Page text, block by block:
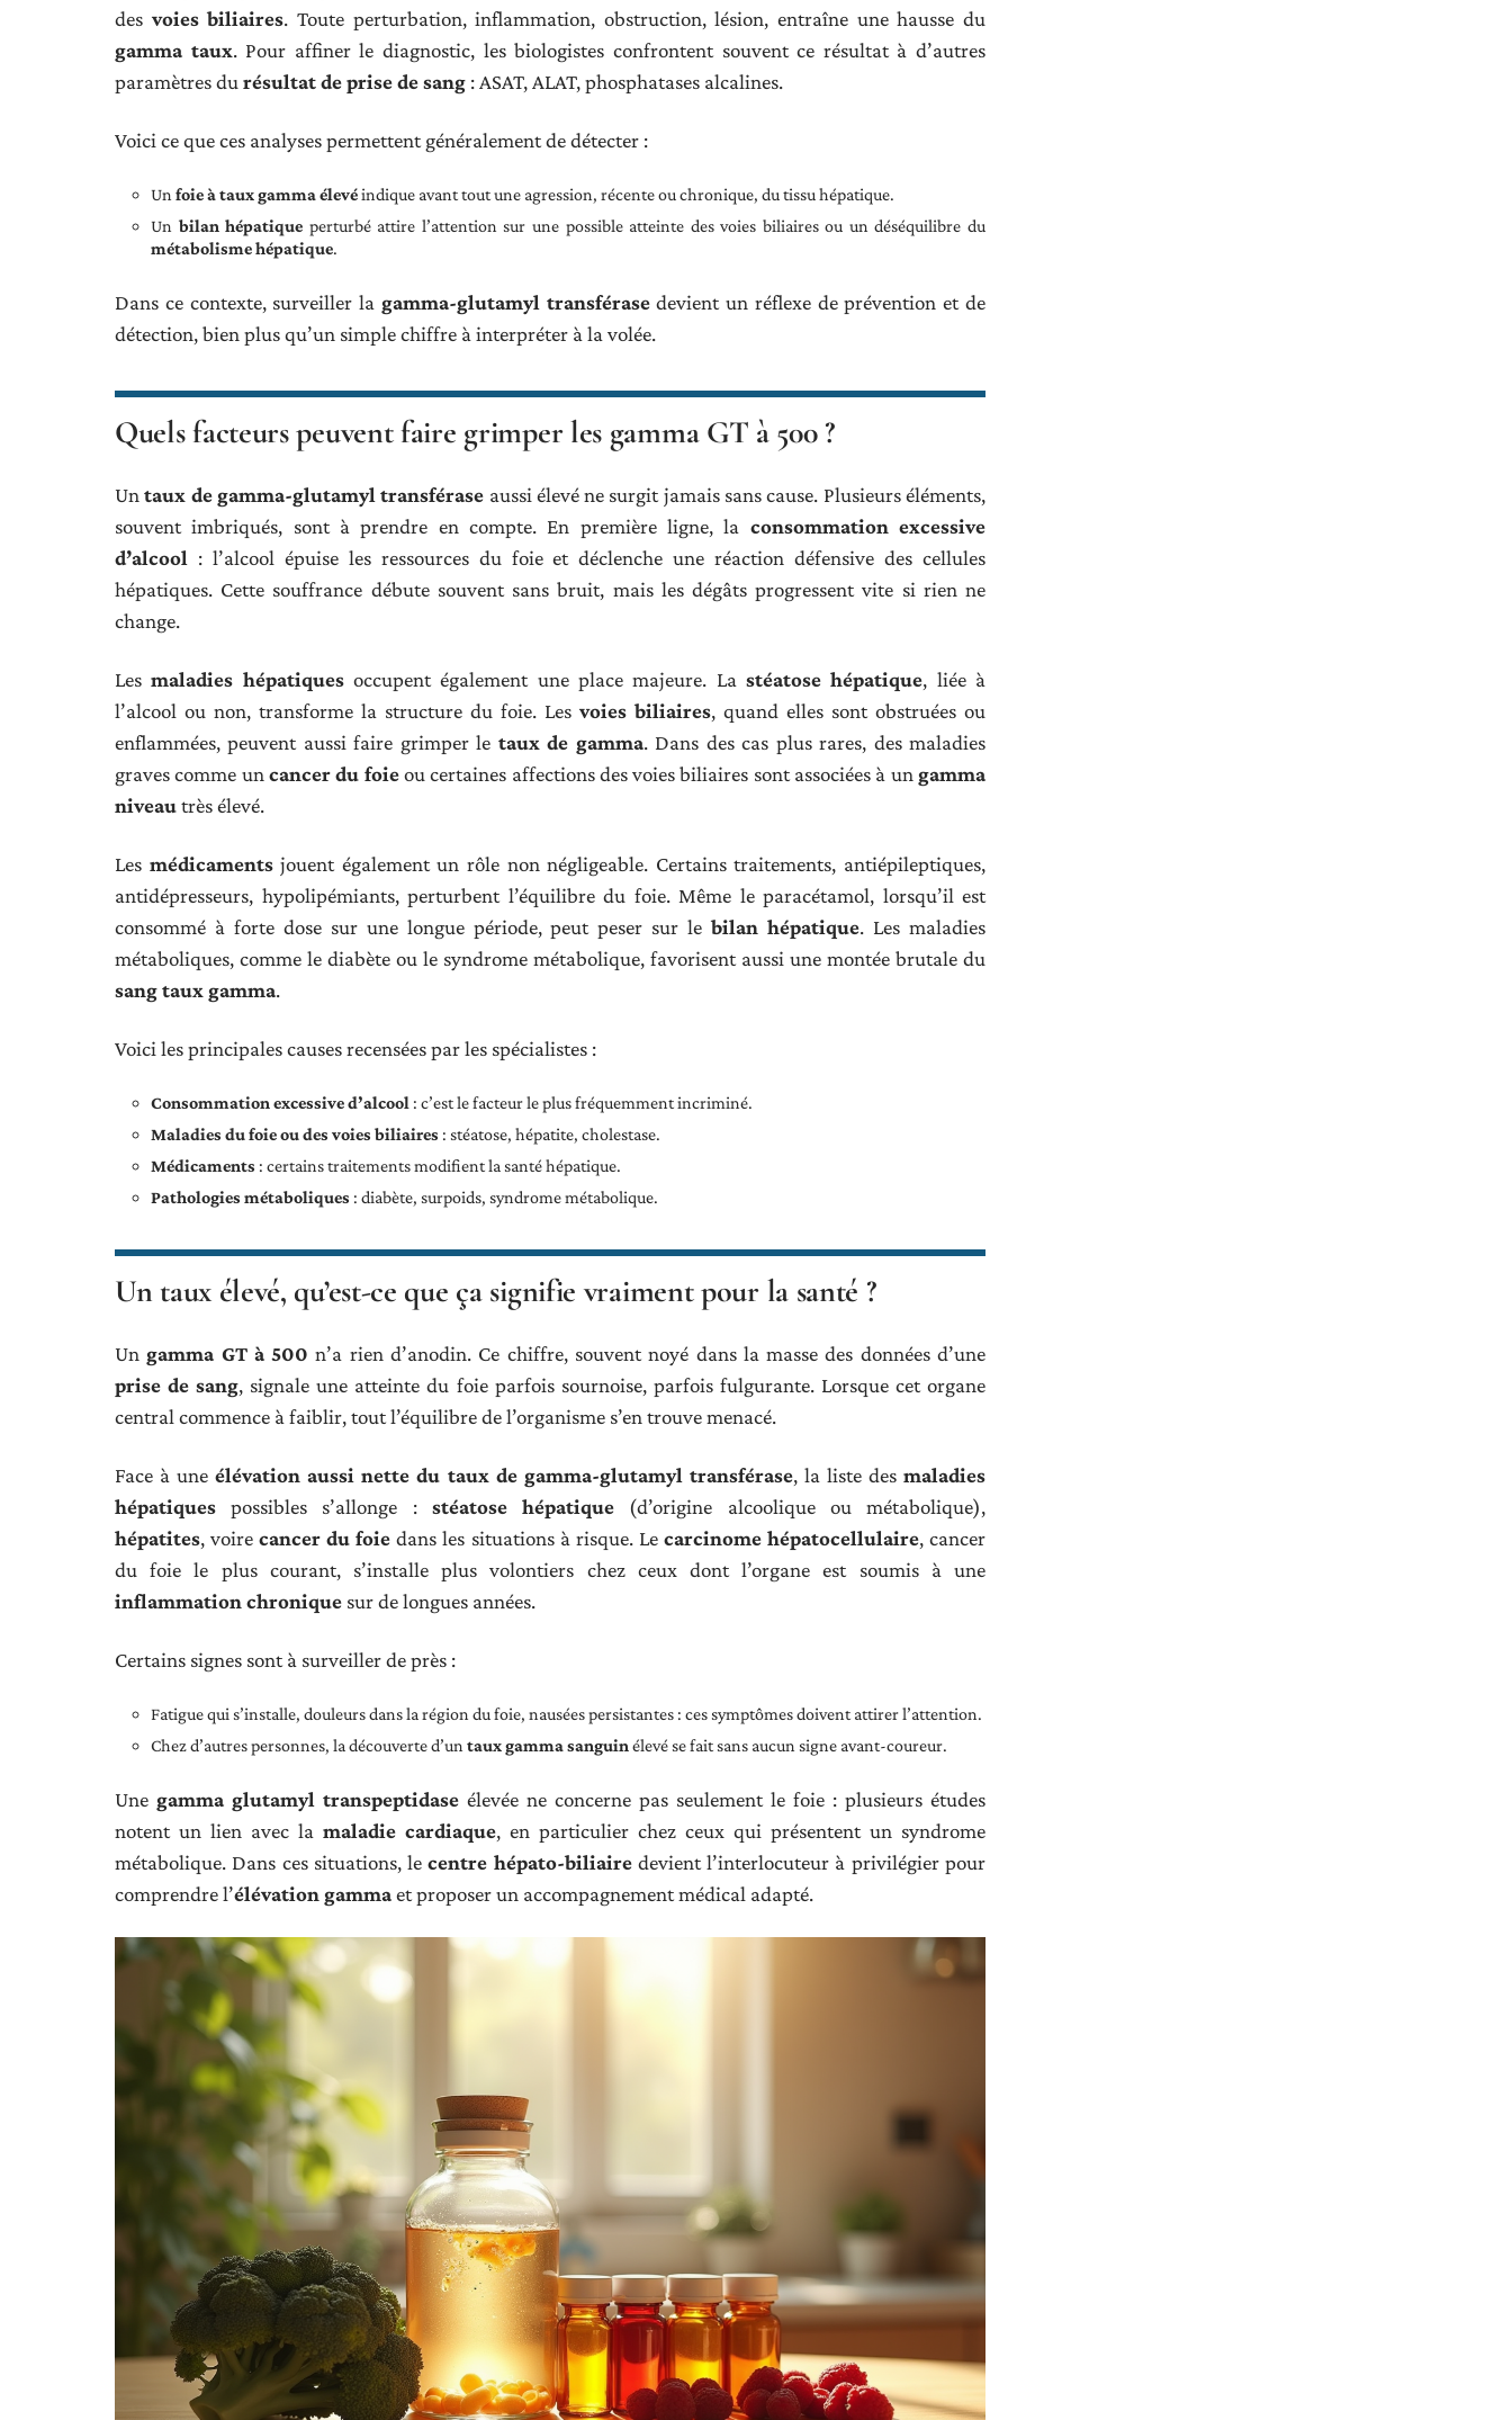
des voies biliaires. Toute perturbation, inflammation, obstruction, lésion, entraîne une hausse du
gamma taux. Pour affiner le diagnostic, les biologistes confrontent souvent ce résultat à d’autres
paramètres du résultat de prise de sang : ASAT, ALAT, phosphatases alcalines.
Voici ce que ces analyses permettent généralement de détecter :
Un foie à taux gamma élevéindique avant tout une agression, récente ou chronique, du tissu hépatique.
Un bilan hépatique perturbé attire l’attention sur une possible atteinte des voies biliaires ou un déséquilibre du
métabolisme hépatique.
Dans ce contexte, surveiller la gamma-glutamyl transférasedevient un réflexe de prévention et de
détection, bien plus qu’un simple chiffre à interpréter à la volée.
Quels facteurs peuvent faire grimper les gamma GT à 500 ?
Untaux de gamma-glutamyl transférase aussi élevé ne surgit jamais sans cause. Plusieurs éléments,
souvent imbriqués, sont à prendre en compte. En première ligne, la consommation excessive
d’alcool : l’alcool épuise les ressources du foie et déclenche une réaction défensive des cellules
hépatiques. Cette souffrance débute souvent sans bruit, mais les dégâts progressent vite si rien ne
change.
Lesmaladies hépatiquesoccupent également une place majeure. Lastéatose hépatique, liée à
l’alcool ou non, transforme la structure du foie. Les voies biliaires, quand elles sont obstruées ou
enflammées, peuvent aussi faire grimper le taux de gamma. Dans des cas plus rares, des maladies
graves comme un cancer du foieou certaines affections des voies biliaires sont associées à un gamma
niveautrès élevé.
Les médicamentsjouent également un rôle non négligeable. Certains traitements, antiépileptiques,
antidépresseurs, hypolipémiants, perturbent l’équilibre du foie. Même le paracétamol, lorsqu’il est
consommé à forte dose sur une longue période, peut peser sur lebilan hépatique. Les maladies
métaboliques, comme le diabète ou le syndrome métabolique, favorisent aussi une montée brutale du
sang taux gamma.
Voici les principales causes recensées par les spécialistes :
Consommation excessive d’alcool : c’est le facteur le plus fréquemment incriminé.
Maladies du foie ou des voies biliaires : stéatose, hépatite, cholestase.
Médicaments : certains traitements modifient la santé hépatique.
Pathologies métaboliques : diabète, surpoids, syndrome métabolique.
Un taux élevé, qu’est-ce que ça signifie vraiment pour la santé ?
Ungamma GT à 500 n’a rien d’anodin. Ce chiffre, souvent noyé dans la masse des données d’une
prise de sang, signale une atteinte du foie parfois sournoise, parfois fulgurante. Lorsque cet organe
central commence à faiblir, tout l’équilibre de l’organisme s’en trouve menacé.
Face à uneélévation aussi nette du taux de gamma-glutamyl transférase, la liste desmaladies
hépatiques possibles s’allonge : stéatose hépatique (d’origine alcoolique ou métabolique),
hépatites, voirecancer du foie dans les situations à risque. Le carcinome hépatocellulaire, cancer
du foie le plus courant, s’installe plus volontiers chez ceux dont l’organe est soumis à une
inflammation chronique sur de longues années.
Certains signes sont à surveiller de près :
Fatigue qui s’installe, douleurs dans la région du foie, nausées persistantes : ces symptômes doivent attirer l’attention.
Chez d’autres personnes, la découverte d’un taux gamma sanguin élevé se fait sans aucun signe avant-coureur.
Une gamma glutamyl transpeptidase élevée ne concerne pas seulement le foie : plusieurs études
notent un lien avec la maladie cardiaque, en particulier chez ceux qui présentent un syndrome
métabolique. Dans ces situations, lecentre hépato-biliairedevient l’interlocuteur à privilégier pour
comprendre l’élévation gammaet proposer un accompagnement médical adapté.